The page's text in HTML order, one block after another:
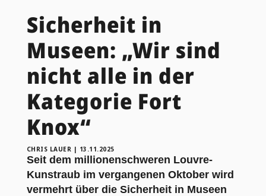
Sicherheit in
Museen: „Wir sind
nicht alle in der
Kategorie Fort
Knox“
CHRIS LAUER | 13.11.2025
Seit dem millionenschweren Louvre-
Kunstraub im vergangenen Oktober wird
vermehrt über die Sicherheit in Museen